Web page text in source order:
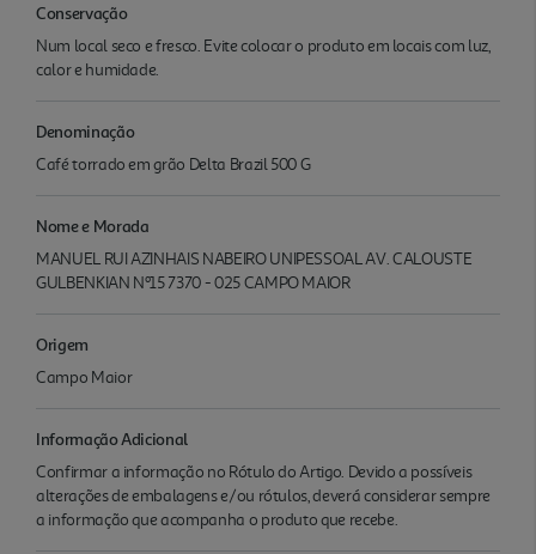
Conservação
Num local seco e fresco. Evite colocar o produto em locais com luz,
calor e humidade.
Denominação
Café torrado em grão Delta Brazil 500 G
Nome e Morada
MANUEL RUI AZINHAIS NABEIRO UNIPESSOAL AV. CALOUSTE
GULBENKIAN Nº15 7370 - 025 CAMPO MAIOR
Origem
Campo Maior
Informação Adicional
Confirmar a informação no Rótulo do Artigo. Devido a possíveis
alterações de embalagens e/ou rótulos, deverá considerar sempre
a informação que acompanha o produto que recebe.